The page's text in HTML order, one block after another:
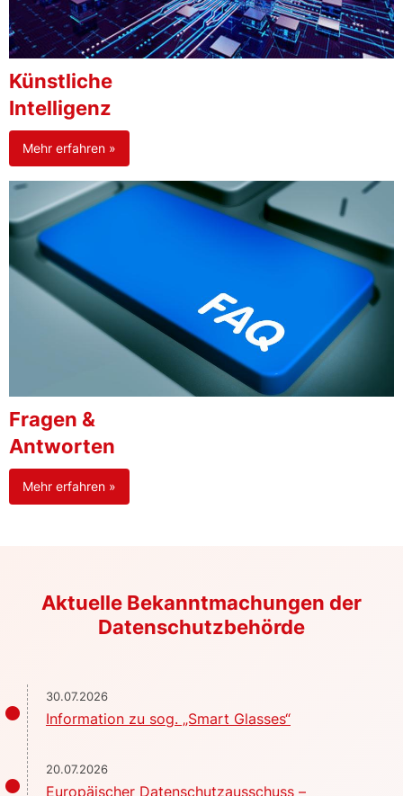
Künstliche
Intelligenz
Mehr erfahren »
Fragen &
Antworten
Mehr erfahren »
Aktuelle Bekanntmachungen der
Datenschutzbehörde
30.07.2026
Information zu sog. „Smart Glasses“
20.07.2026
Europäischer Datenschutzausschuss –